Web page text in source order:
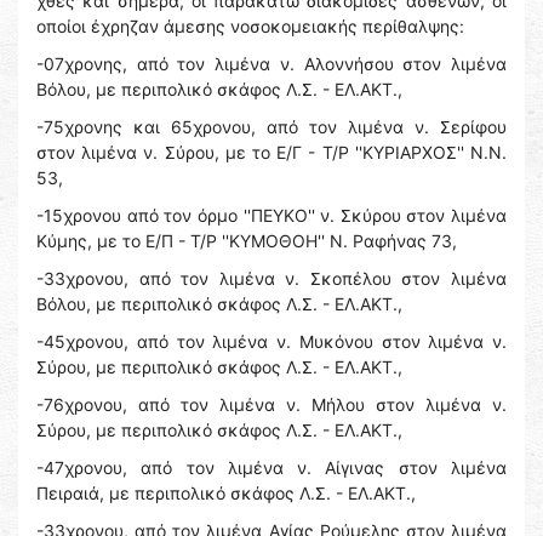
οποίοι έχρηζαν άμεσης νοσοκομειακής περίθαλψης:
-07χρονης, από τον λιμένα ν. Αλοννήσου στον λιμένα
Βόλου, με περιπολικό σκάφος Λ.Σ. - ΕΛ.ΑΚΤ.,
-75χρονης και 65χρονου, από τον λιμένα ν. Σερίφου
στον λιμένα ν. Σύρου, με το Ε/Γ - Τ/Ρ ''ΚΥΡΙΑΡΧΟΣ'' Ν.Ν.
53,
-15χρονου από τον όρμο ''ΠΕΥΚΟ'' ν. Σκύρου στον λιμένα
Κύμης, με το Ε/Π - Τ/Ρ ''ΚΥΜΟΘΟΗ'' Ν. Ραφήνας 73,
-33χρονου, από τον λιμένα ν. Σκοπέλου στον λιμένα
Βόλου, με περιπολικό σκάφος Λ.Σ. - ΕΛ.ΑΚΤ.,
-45χρονου, από τον λιμένα ν. Μυκόνου στον λιμένα ν.
Σύρου, με περιπολικό σκάφος Λ.Σ. - ΕΛ.ΑΚΤ.,
-76χρονου, από τον λιμένα ν. Μήλου στον λιμένα ν.
Σύρου, με περιπολικό σκάφος Λ.Σ. - ΕΛ.ΑΚΤ.,
-47χρονου, από τον λιμένα ν. Αίγινας στον λιμένα
Πειραιά, με περιπολικό σκάφος Λ.Σ. - ΕΛ.ΑΚΤ.,
-33χρονου, από τον λιμένα Αγίας Ρούμελης στον λιμένα